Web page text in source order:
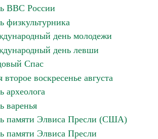
ВВС России
физкультурника
день молодежи
день левши
Спас
второе воскресенье августа
археолога
варенья
памяти Элвиса Пресли (США)
памяти Элвиса Пресли